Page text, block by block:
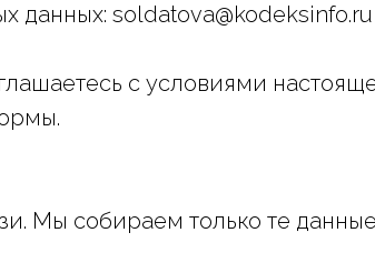
данных: soldatova@kodeksinfo.ru
с условиями
Мы собираем только те